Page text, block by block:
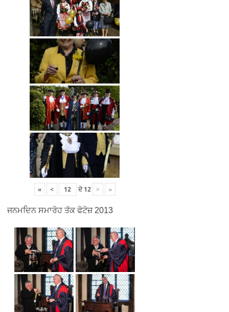
« < ਦੇ12 > »
ਜਨਮਦਿਨ ਸਮਾਰੋਹ ਤੱਕ ਫੋਟੋਜ਼ 2013